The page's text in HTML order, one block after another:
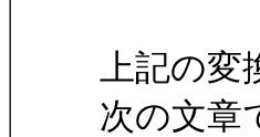
上記の
次の文章